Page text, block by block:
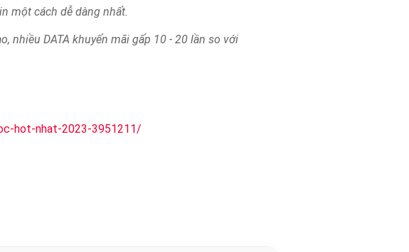
một cách dễ dàng nhất.
nhiều DATA khuyến mãi gấp 10 - 20 lần so với
hot-nhat-2023-3951211/